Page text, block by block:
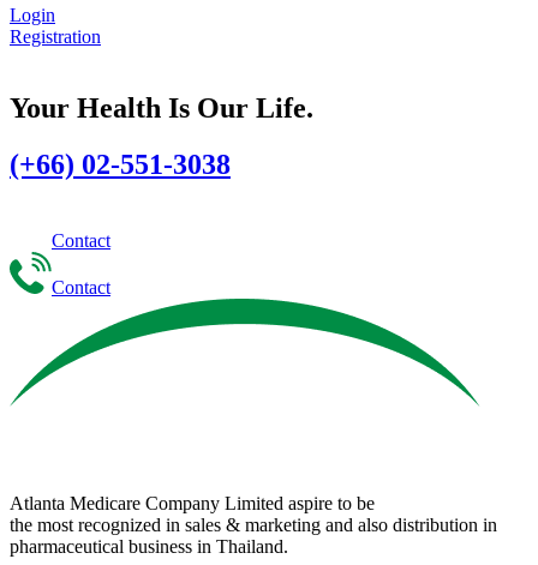
Login
Registration
Your Health Is Our Life.
(+66) 02-551-3038
Contact
Contact
Atlanta Medicare Company Limited aspire to be
the most recognized in sales & marketing and also distribution in
pharmaceutical business in Thailand.